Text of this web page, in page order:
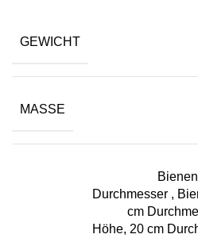
GEWICHT
MASSE
Durchmesser ,
cm
Höhe, 20 cm